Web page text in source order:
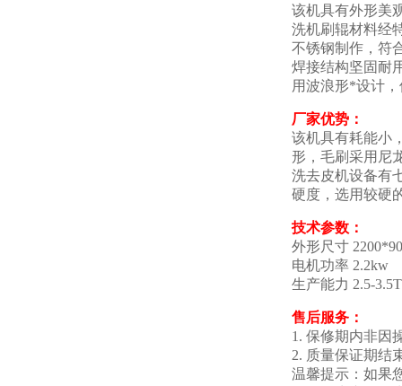
该机具有外形美
洗机刷辊材料经
不锈钢制作，符
焊接结构坚固耐
用波浪形*设计
厂家优势：
该机具有耗能小
形，毛刷采用尼
洗去皮机设备有
硬度，选用较硬
技术参数：
外形尺寸
电机功率 2.2kw
生产能力 2.5-
售后服务：
1. 保修期内非因
2. 质量保证期结
温馨提示：如果